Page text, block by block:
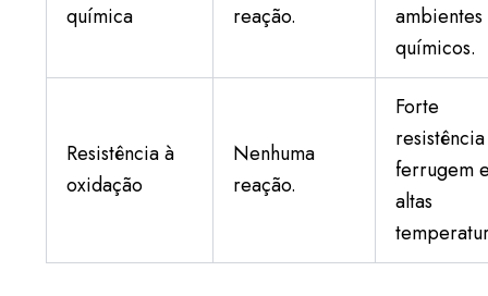
química
reação.
ambientes
químicos.
Resistência à
oxidação
Nenhuma
reação.
Forte
ferrugem
altas